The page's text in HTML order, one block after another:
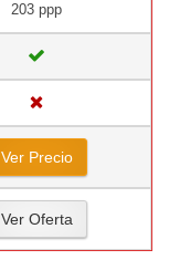
203 ppp
Ver Precio
Ver Oferta